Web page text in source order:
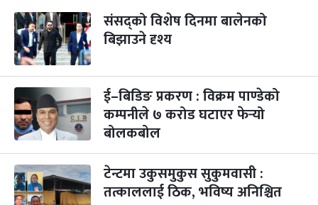
३
मंगल
महानवमी
कार्तिक ३, २०८३-Oct 20, 2026
२ महिना बाँकी
४
बुध कार्तिक ४, २०८३ -Oct 21, 2026
५
बिहि
पापा‌ङ्कुशा एकादशी व्रत
कार्तिक ५, २०८३-Oct 22, 2026
२ महिना बाँकी
२२
आइत
कुकुर तिहार
कार्तिक २२, २०८३-Nov 8, 2026
३ महिना बाँकी
संसद्को विशेष दिनमा बालेनको
बिझाउने दृश्य
ई–बिडिङ प्रकरण : विक्रम पाण्डेको
कम्पनीले ७ करोड घटाएर फेर्‍यो
बोलकबोल
टेन्टमा उकुसमुकुस सुकुमवासी :
तत्काललाई ठिक, भविष्य अनिश्चित